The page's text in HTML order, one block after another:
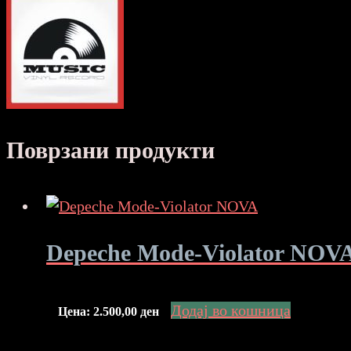
Поврзани продукти
Depeche Mode-Violator
Цена: 2.500,00 ден Додај во кошница